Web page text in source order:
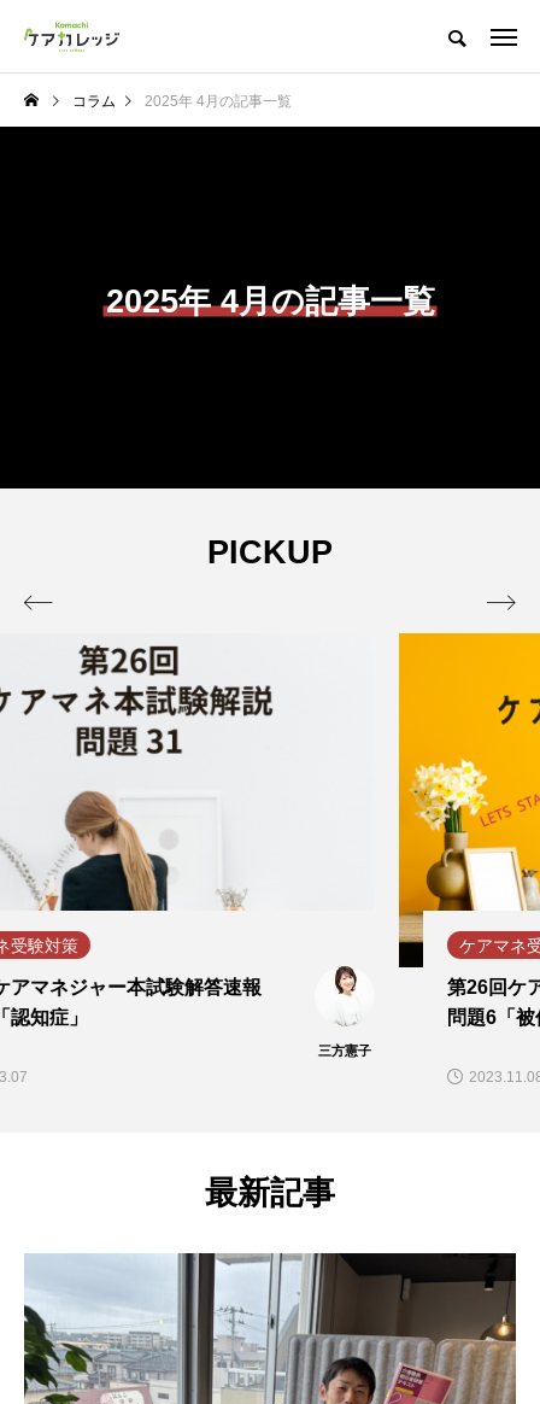
コラム 2025年 4月の記事一覧
2025年 4月の記事一覧
PICKUP
ケアマネ受験対策
第26回ケアマネジャー本試験解答速報
問題6「被保険者にならないもの」
 
最新記事